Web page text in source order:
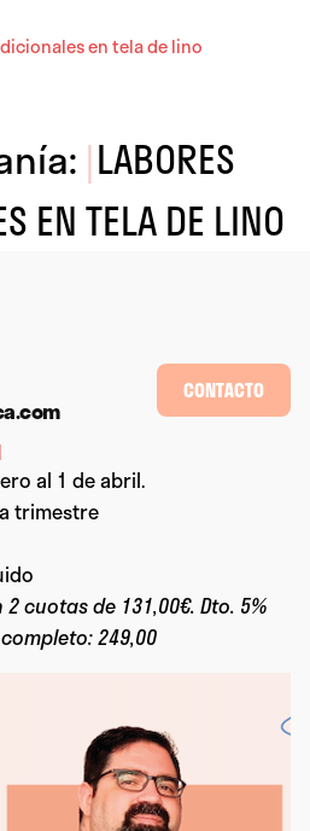
CONTACTO
en tela de lino
|LABORES
EN TELA DE LINO
al 1 de abril.
trimestre
cuotas de 131,00€. Dto. 5%
249,00